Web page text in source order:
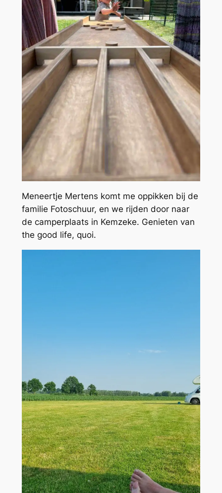
Meneertje Mertens komt me oppikken bij de
familie Fotoschuur, en we rijden door naar
de camperplaats in Kemzeke. Genieten van
the good life, quoi.